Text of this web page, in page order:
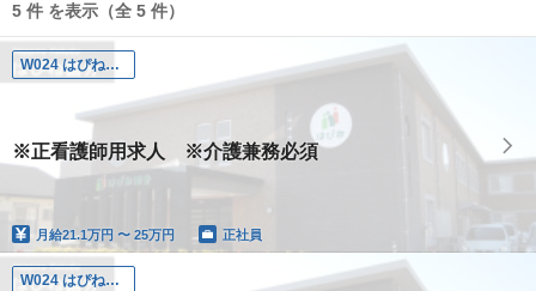
5 件 を表示（全 5 件）
W024 はぴね国分
※正看護師用求人 ※介護兼務必須
月給21.1万円 〜 25万円 正社員
W024 はぴね国分